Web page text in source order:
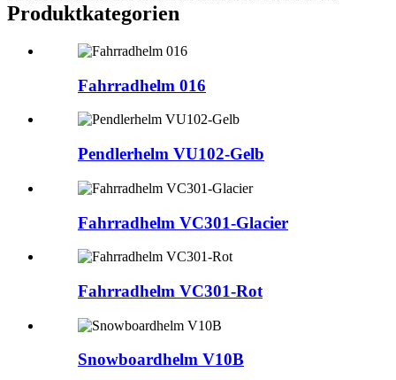
Produktkategorien
Fahrradhelm 016
Pendlerhelm VU102-Gelb
Fahrradhelm VC301-Glacier
Fahrradhelm VC301-Rot
Snowboardhelm V10B